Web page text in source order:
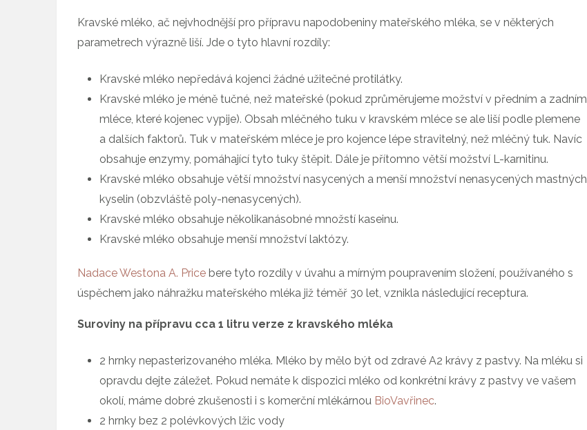
Kravské mléko, ač nejvhodnější pro přípravu napodobeniny mateřského mléka, se v některých
parametrech výrazně liší. Jde o tyto hlavní rozdíly:
Kravské mléko nepředává kojenci žádné užitečné protilátky.
Kravské mléko je méně tučné, než mateřské (pokud zprůměrujeme možství v předním a zadním
mléce, které kojenec vypije). Obsah mléčného tuku v kravském mléce se ale liší podle plemene
a dalších faktorů. Tuk v mateřském mléce je pro kojence lépe stravitelný, než mléčný tuk. Navíc
obsahuje enzymy, pomáhající tyto tuky štěpit. Dále je přítomno větší možství L-karnitinu.
Kravské mléko obsahuje větší množství nasycených a menší množství nenasycených mastných
kyselin (obzvláště poly-nenasycených).
Kravské mléko obsahuje několikanásobné množstí kaseinu.
Kravské mléko obsahuje menší množství laktózy.
Nadace Westona A. Price bere tyto rozdíly v úvahu a mírným poupravením složení, používaného s
úspěchem jako náhražku mateřského mléka již téměř 30 let, vznikla následující receptura.
Suroviny na přípravu cca 1 litru verze z kravského mléka
2 hrnky nepasterizovaného mléka. Mléko by mělo být od zdravé A2 krávy z pastvy. Na mléku si
opravdu dejte záležet. Pokud nemáte k dispozici mléko od konkrétní krávy z pastvy ve vašem
okolí, máme dobré zkušenosti i s komerční mlékárnou BioVavřinec.
2 hrnky bez 2 polévkových lžic vody